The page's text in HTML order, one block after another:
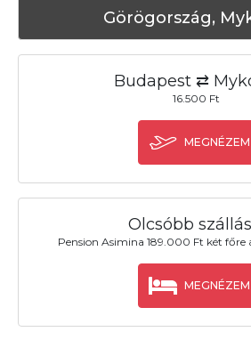
Görögország,
Budapest ⇄
16.500 Ft
MEGNÉZEM
Olcsóbb
Pension Asimina 189.000 Ft két főre
MEGNÉZEM